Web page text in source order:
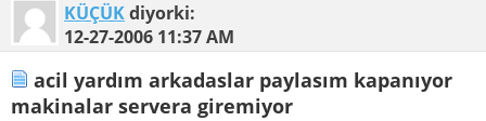
KÜÇÜKdiyorki:
12-27-2006 11:37 AM
acil yardım arkadaslar paylasım kapanıyor
makinalar servera giremiyor